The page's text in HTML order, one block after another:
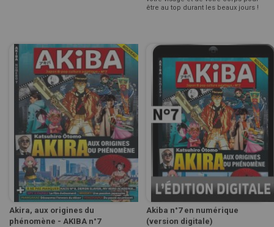
être au top durant les beaux jours !
Akira, aux origines du
phénomène - AKIBA n°7
Akiba n°7 en numérique
(version digitale)